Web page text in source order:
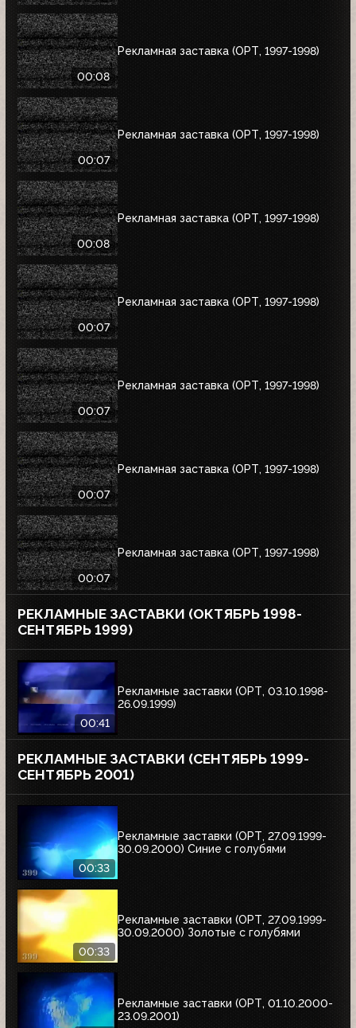
00:08
Рекламная заставка (ОРТ, 1997-1998)
00:07
Рекламная заставка (ОРТ, 1997-1998)
00:08
Рекламная заставка (ОРТ, 1997-1998)
00:07
Рекламная заставка (ОРТ, 1997-1998)
00:07
Рекламная заставка (ОРТ, 1997-1998)
00:07
Рекламная заставка (ОРТ, 1997-1998)
00:07
Рекламная заставка (ОРТ, 1997-1998)
РЕКЛАМНЫЕ ЗАСТАВКИ (ОКТЯБРЬ 1998-
СЕНТЯБРЬ 1999)
00:41
Рекламные заставки (ОРТ, 03.10.1998-
26.09.1999)
РЕКЛАМНЫЕ ЗАСТАВКИ (СЕНТЯБРЬ 1999-
СЕНТЯБРЬ 2001)
00:33
Рекламные заставки (ОРТ, 27.09.1999-
30.09.2000) Синие с голубями
00:33
Рекламные заставки (ОРТ, 27.09.1999-
30.09.2000) Золотые с голубями
Рекламные заставки (ОРТ, 01.10.2000-
23.09.2001)